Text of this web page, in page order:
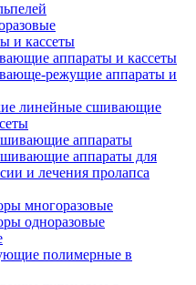
и кассеты
аппараты и кассеты
режущие аппараты и
линейные сшивающие
аппараты
аппараты для
и лечения пролапса
многоразовые
одноразовые
полимерные в